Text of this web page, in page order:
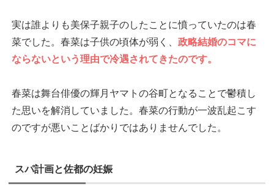
実は誰よりも美保子親子のしたことに憤っていたのは春
菜でした。春菜は子供の頃体が弱く、 政略結婚のコマに
ならないという理由で冷遇されてきたのです。
春菜は舞台俳優の輝月ヤマトの谷町となることで鬱積し
た思いを解消していました。春菜の行動が一波乱起こす
のですが悪いことばかりではありませんでした。
スパ計画と佐都の妊娠